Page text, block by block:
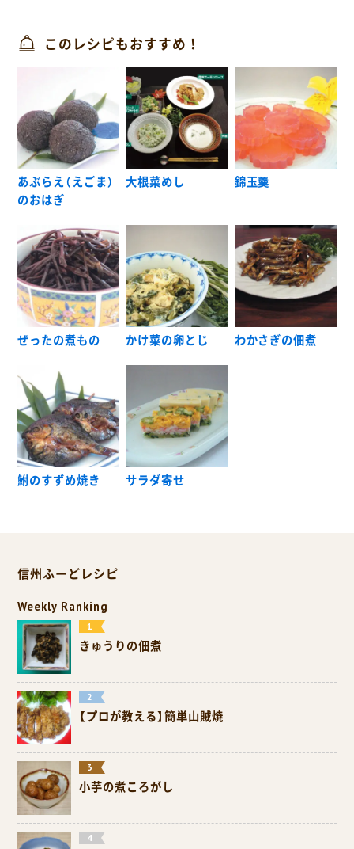
このレシピもおすすめ！
あぶらえ（えごま）
のおはぎ
大根菜めし 錦玉羹
ぜったの煮もの かけ菜の卵とじ わかさぎの佃煮
鮒のすずめ焼き サラダ寄せ
信州ふーどレシピ
Weekly Ranking
きゅうりの佃煮
【プロが教える】簡単山賊焼
小芋の煮ころがし